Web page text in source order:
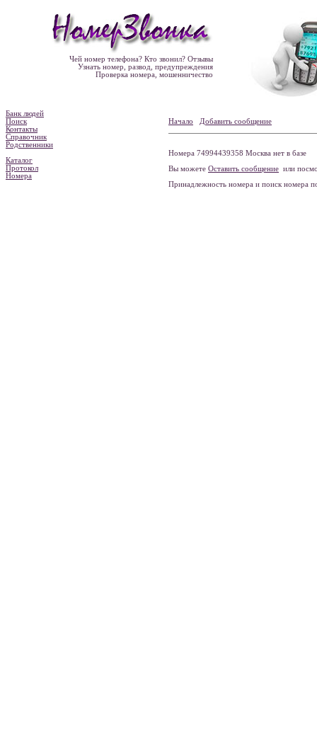
Чей номер телефона? Кто звонил? Отзывы
Узнать номер, развод, предупреждения
Проверка номера, мошенничество
Банк людей
Поиск
Контакты
Справочник
Родственники
Каталог
Протокол
Номера
Начало Добавить сообщение
Номера 74994439358 Москва нет в базе
Вы можете Оставить сообщение или
Принадлежность номера и поиск номера